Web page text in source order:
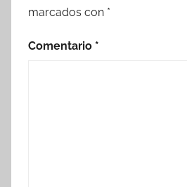
marcados con *
Comentario *